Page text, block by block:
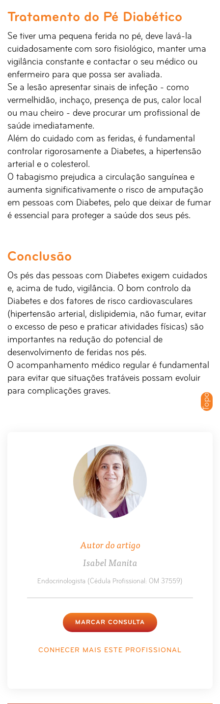
Topo
Tratamento do Pé Diabético
Se tiver uma pequena ferida no pé, deve lavá-la
cuidadosamente com soro fisiológico, manter uma
vigilância constante e contactar o seu médico ou
enfermeiro para que possa ser avaliada.
Se a lesão apresentar sinais de infeção - como
vermelhidão, inchaço, presença de pus, calor local
ou mau cheiro - deve procurar um profissional de
saúde imediatamente.
Além do cuidado com as feridas, é fundamental
controlar rigorosamente a Diabetes, a hipertensão
arterial e o colesterol.
O tabagismo prejudica a circulação sanguínea e
aumenta significativamente o risco de amputação
em pessoas com Diabetes, pelo que deixar de fumar
é essencial para proteger a saúde dos seus pés.
Conclusão
Os pés das pessoas com Diabetes exigem cuidados
e, acima de tudo, vigilância. O bom controlo da
Diabetes e dos fatores de risco cardiovasculares
(hipertensão arterial, dislipidemia, não fumar, evitar
o excesso de peso e praticar atividades físicas) são
importantes na redução do potencial de
desenvolvimento de feridas nos pés.
O acompanhamento médico regular é fundamental
para evitar que situações tratáveis possam evoluir
para complicações graves.
Autor do artigo
Isabel Manita
Endocrinologista (Cédula Profissional: OM 37559)
MARCAR CONSULTA
CONHECER MAIS ESTE PROFISSIONAL